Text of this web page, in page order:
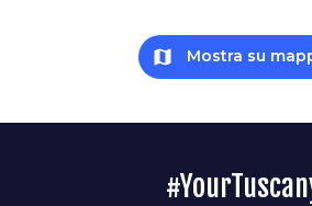
map Mostra su